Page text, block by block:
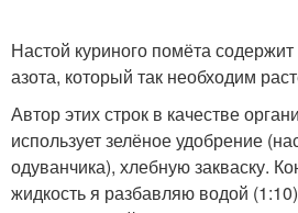
Настой куриного помёта
азота, который так необходим
Автор этих строк в качестве
использует зелёное удобрение
одуванчика), хлебную закваску.
жидкость я разбавляю водой